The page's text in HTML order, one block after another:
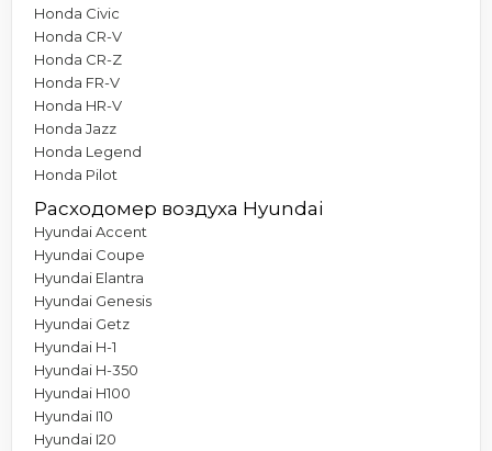
Honda Civic
Honda CR-V
Honda CR-Z
Honda FR-V
Honda HR-V
Honda Jazz
Honda Legend
Honda Pilot
Расходомер воздуха Hyundai
Hyundai Accent
Hyundai Coupe
Hyundai Elantra
Hyundai Genesis
Hyundai Getz
Hyundai H-1
Hyundai H-350
Hyundai H100
Hyundai I10
Hyundai I20